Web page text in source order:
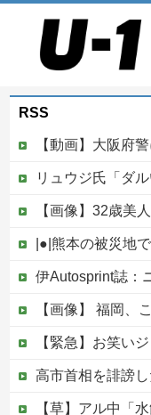
RSS
【動画】大阪府警に射
リュウジ氏「ダルい料理トップ
【画像】32歳美人さん、漫
|●|熊本の被災地で暴れまくったメ
伊Autosprint誌：ニューエイ代表渾身
【画像】 福岡、こんなのが普通に走ってる
【緊急】お笑いジャン
高市首相を誹謗したバンドマン、
【草】アル中「水